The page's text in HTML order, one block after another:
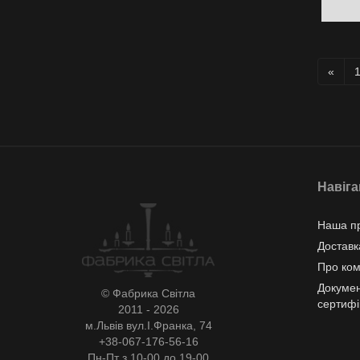
« 1
© Фабрика Світла
2011 - 2026
м.Львів вул.І.Франка, 74
+38-067-176-56-16
Наша
Про